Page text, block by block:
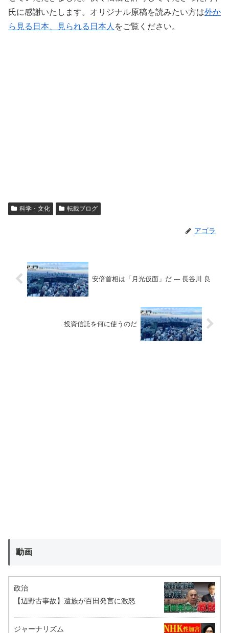
氏に感謝いたします。オリジナル原稿を読みたい方は外か
ら見る日本、見られる日本人 をご覧ください。
科学・文化 転載ブログ
アゴラ
安倍首相は「月光仮面」だ --- 長谷川 良
投資信託を何に使うのだ
動画
政治
【辺野古事故】遺族が百田発言に激怒
ジャーナリズム